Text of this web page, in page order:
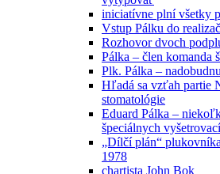
iniciatívne plní všetky
Vstup Pálku do
Rozhovor dvoch
Pálka – člen komanda
Plk. Pálka –
Hľadá sa vzťah partie
stomatológie
Eduard Pálka –
špeciálnych
„Dílčí plán“
1978
chartista John Bok